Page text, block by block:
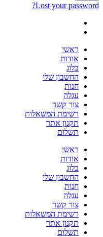
Lost your password?
ראשי
אודות
בלוג
החשבון שלי
חנות
עגלה
צור קשר
רשימת המשאלות
תקנון אתר
תשלום
ראשי
אודות
בלוג
החשבון שלי
חנות
עגלה
צור קשר
רשימת המשאלות
תקנון אתר
תשלום